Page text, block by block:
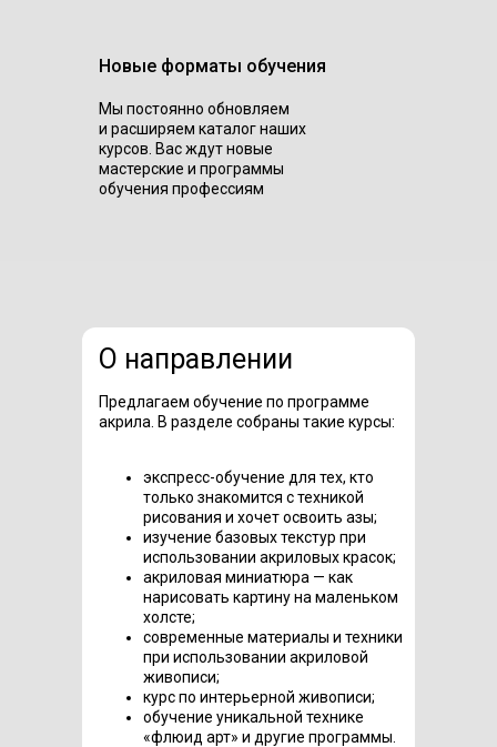
Новые форматы обучения
Мы постоянно обновляем
и расширяем каталог наших
курсов. Вас ждут новые
мастерские и программы
обучения профессиям
Предлагаем обучение по программе
акрила. В разделе собраны такие курсы:
экспресс-обучение для тех, кто
только знакомится с техникой
рисования и хочет освоить азы;
изучение базовых текстур при
использовании акриловых красок;
акриловая миниатюра — как
нарисовать картину на маленьком
холсте;
современные материалы и техники
при использовании акриловой
живописи;
курс по интерьерной живописи;
обучение уникальной технике
«флюид арт» и другие программы.
О направлении